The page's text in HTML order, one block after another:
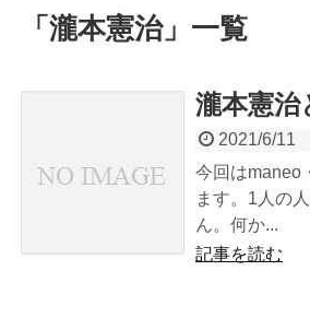
「 瀧本憲治」 一覧
瀧本憲治
2021/6/11
今回はmaneo
ます。1人の
ん。何か...
記事を読む